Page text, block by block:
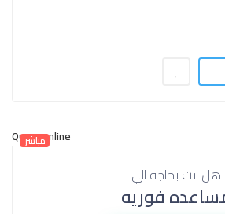
مباشر
هل انت بحاجه الي
فوريه